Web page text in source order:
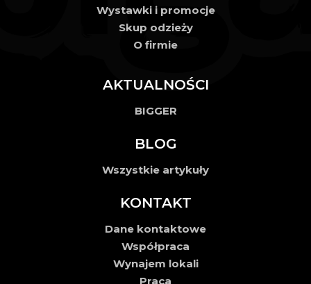
Wystawki i promocje
Skup odzieży
O firmie
AKTUALNOŚCI
BIGGER
BLOG
Wszystkie artykuły
KONTAKT
Dane kontaktowe
Współpraca
Wynajem lokali
Praca